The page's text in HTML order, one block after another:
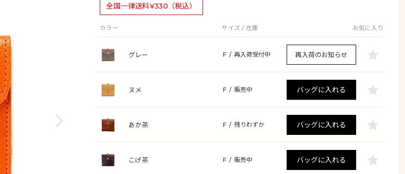
全国一律送料¥330（税込）
カラー サイズ / 在庫 お気に入り
グレー F / 再入荷受付中 再入荷のお知らせ
ヌメ F / 販売中 バッグに入れる
あか茶 F / 残りわずか バッグに入れる
こげ茶 F / 販売中 バッグに入れる